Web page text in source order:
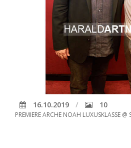
16.10.2019 10
PREMIERE ARCHE NOAH LUXUSKLASSE @